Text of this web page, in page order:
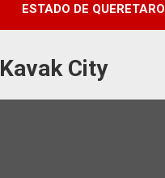
ESTADO DE QUERETARO
Kavak City